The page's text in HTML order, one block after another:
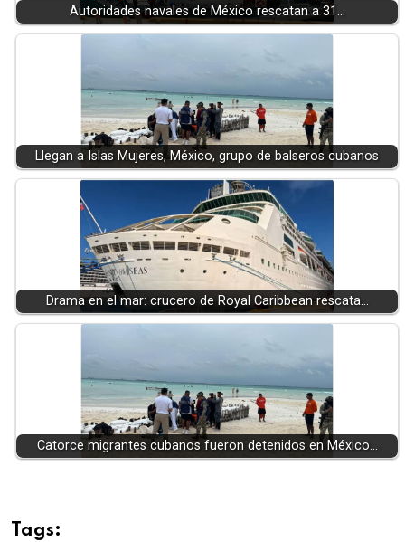
Autoridades navales de México rescatan a 31…
Llegan a Islas Mujeres, México, grupo de balseros cubanos
Drama en el mar: crucero de Royal Caribbean rescata…
Catorce migrantes cubanos fueron detenidos en México…
Tags: